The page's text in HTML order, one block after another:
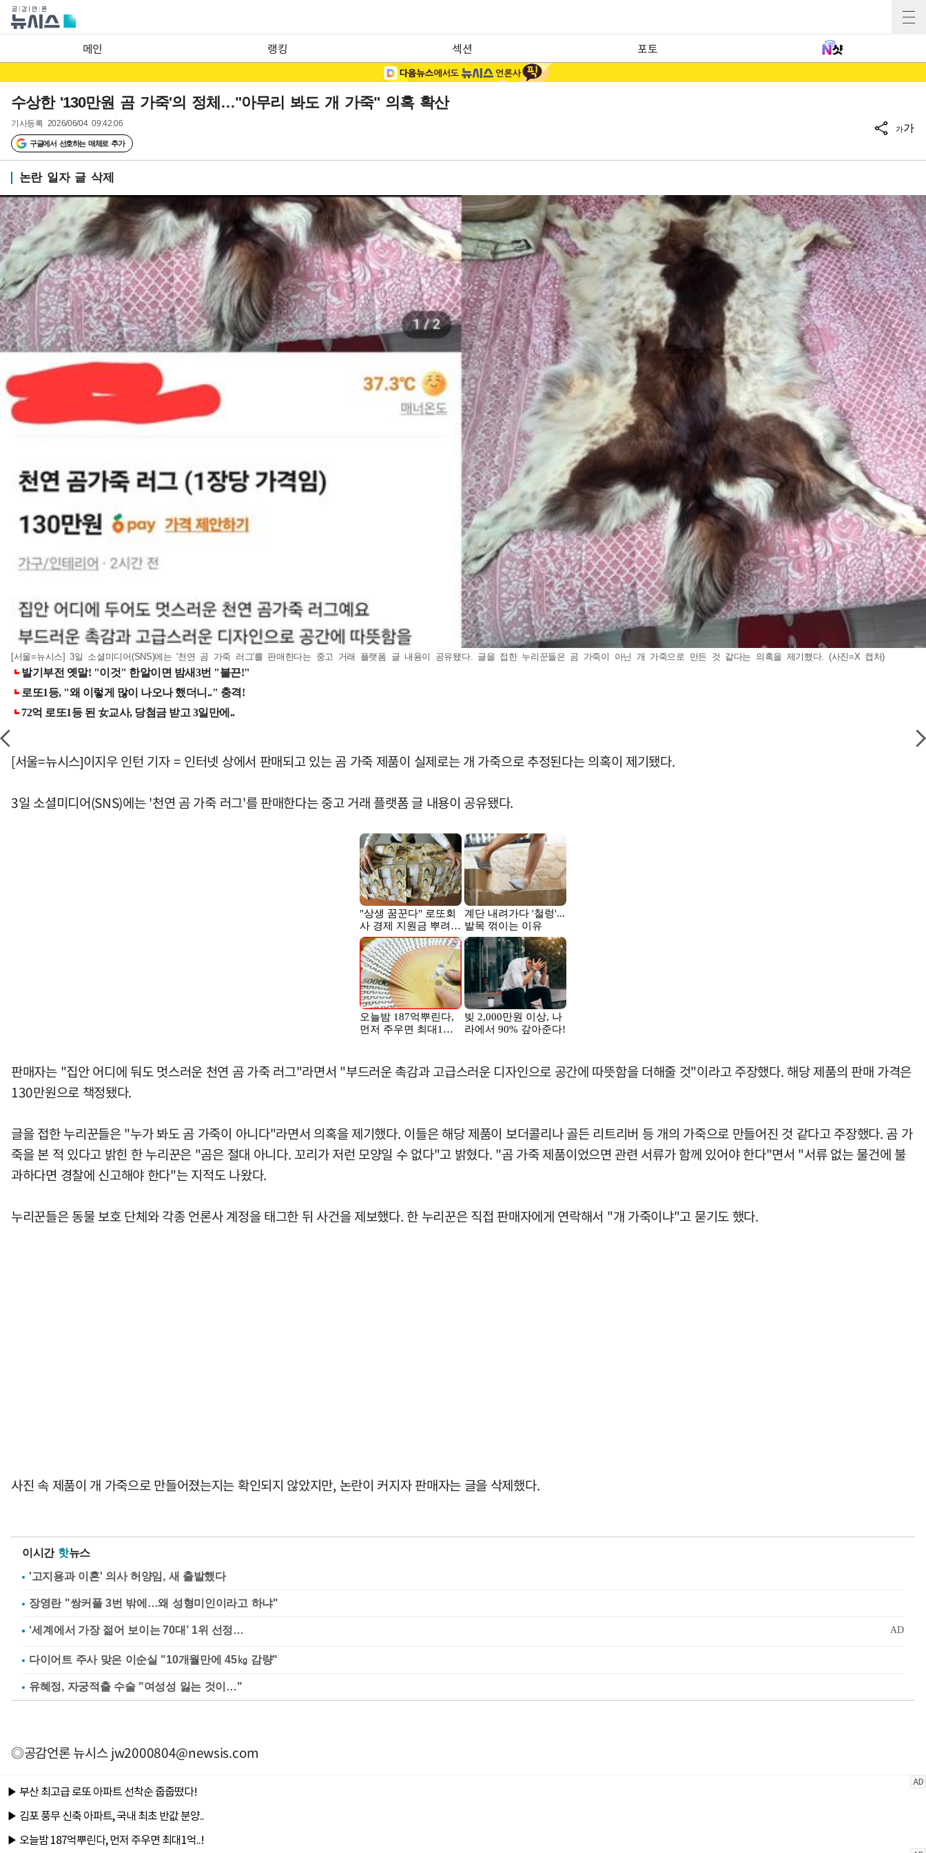
메인 랭킹 섹션 포토
수상한 '130만원 곰 가죽'의 정체…"아무리 봐도 개 가죽" 의혹 확산
기사등록 2026/06/04 09:42:06
구글에서 선호하는 매체로 추가
가가
논란 일자 글 삭제
[서울=뉴시스] 3일 소셜미디어(SNS)에는 '천연 곰 가죽 러그'를 판매한다는 중고 거래 플랫폼 글 내용이 공유됐다. 글을 접한 누리꾼들은 곰 가죽이 아닌 개 가죽으로 만든 것 같다는 의혹을 제기했다. (사진=X 캡처)
[서울=뉴시스]이지우 인턴 기자 = 인터넷 상에서 판매되고 있는 곰 가죽 제품이 실제로는 개 가죽으로 추정된다는 의혹이 제기됐다.
3일 소셜미디어(SNS)에는 '천연 곰 가죽 러그'를 판매한다는 중고 거래 플랫폼 글 내용이 공유됐다.
판매자는 "집안 어디에 둬도 멋스러운 천연 곰 가죽 러그"라면서 "부드러운 촉감과 고급스러운 디자인으로 공간에 따뜻함을 더해줄 것"이라고 주장했다. 해당 제품의 판매 가격은
130만원으로 책정됐다.
글을 접한 누리꾼들은 "누가 봐도 곰 가죽이 아니다"라면서 의혹을 제기했다. 이들은 해당 제품이 보더콜리나 골든 리트리버 등 개의 가죽으로 만들어진 것 같다고 주장했다. 곰 가
죽을 본 적 있다고 밝힌 한 누리꾼은 "곰은 절대 아니다. 꼬리가 저런 모양일 수 없다"고 밝혔다. "곰 가죽 제품이었으면 관련 서류가 함께 있어야 한다"면서 "서류 없는 물건에 불
과하다면 경찰에 신고해야 한다"는 지적도 나왔다.
누리꾼들은 동물 보호 단체와 각종 언론사 계정을 태그한 뒤 사건을 제보했다. 한 누리꾼은 직접 판매자에게 연락해서 "개 가죽이냐"고 묻기도 했다.
사진 속 제품이 개 가죽으로 만들어졌는지는 확인되지 않았지만, 논란이 커지자 판매자는 글을 삭제했다.
이시간 핫뉴스
'고지용과 이혼' 의사 허양임, 새 출발했다
장영란 "쌍커풀 3번 밖에…왜 성형미인이라고 하냐"
다이어트 주사 맞은 이순실 "10개월만에 45㎏ 감량"
유혜정, 자궁적출 수술 "여성성 잃는 것이…"
◎공감언론 뉴시스jw2000804@newsis.com